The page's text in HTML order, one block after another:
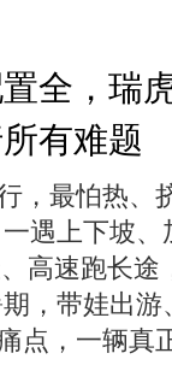
全，瑞
有难题
最怕热、
遇上下坡
高速跑长
，带娃出
，一辆真